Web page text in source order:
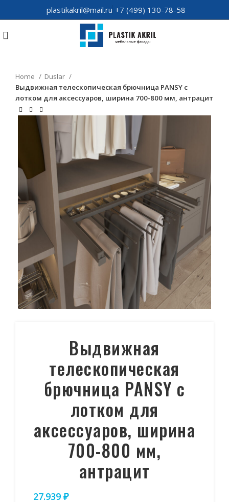
plastikakril@mail.ru +7 (499) 130-78-58
Home
Duslar
Выдвижная телескопическая брючница PANSY с
лотком для аксессуаров, ширина 700-800 мм, антрацит
Выдвижная
телескопическая
брючница PANSY с
лотком для
аксессуаров, ширина
700-800 мм,
антрацит
27.939 ₽